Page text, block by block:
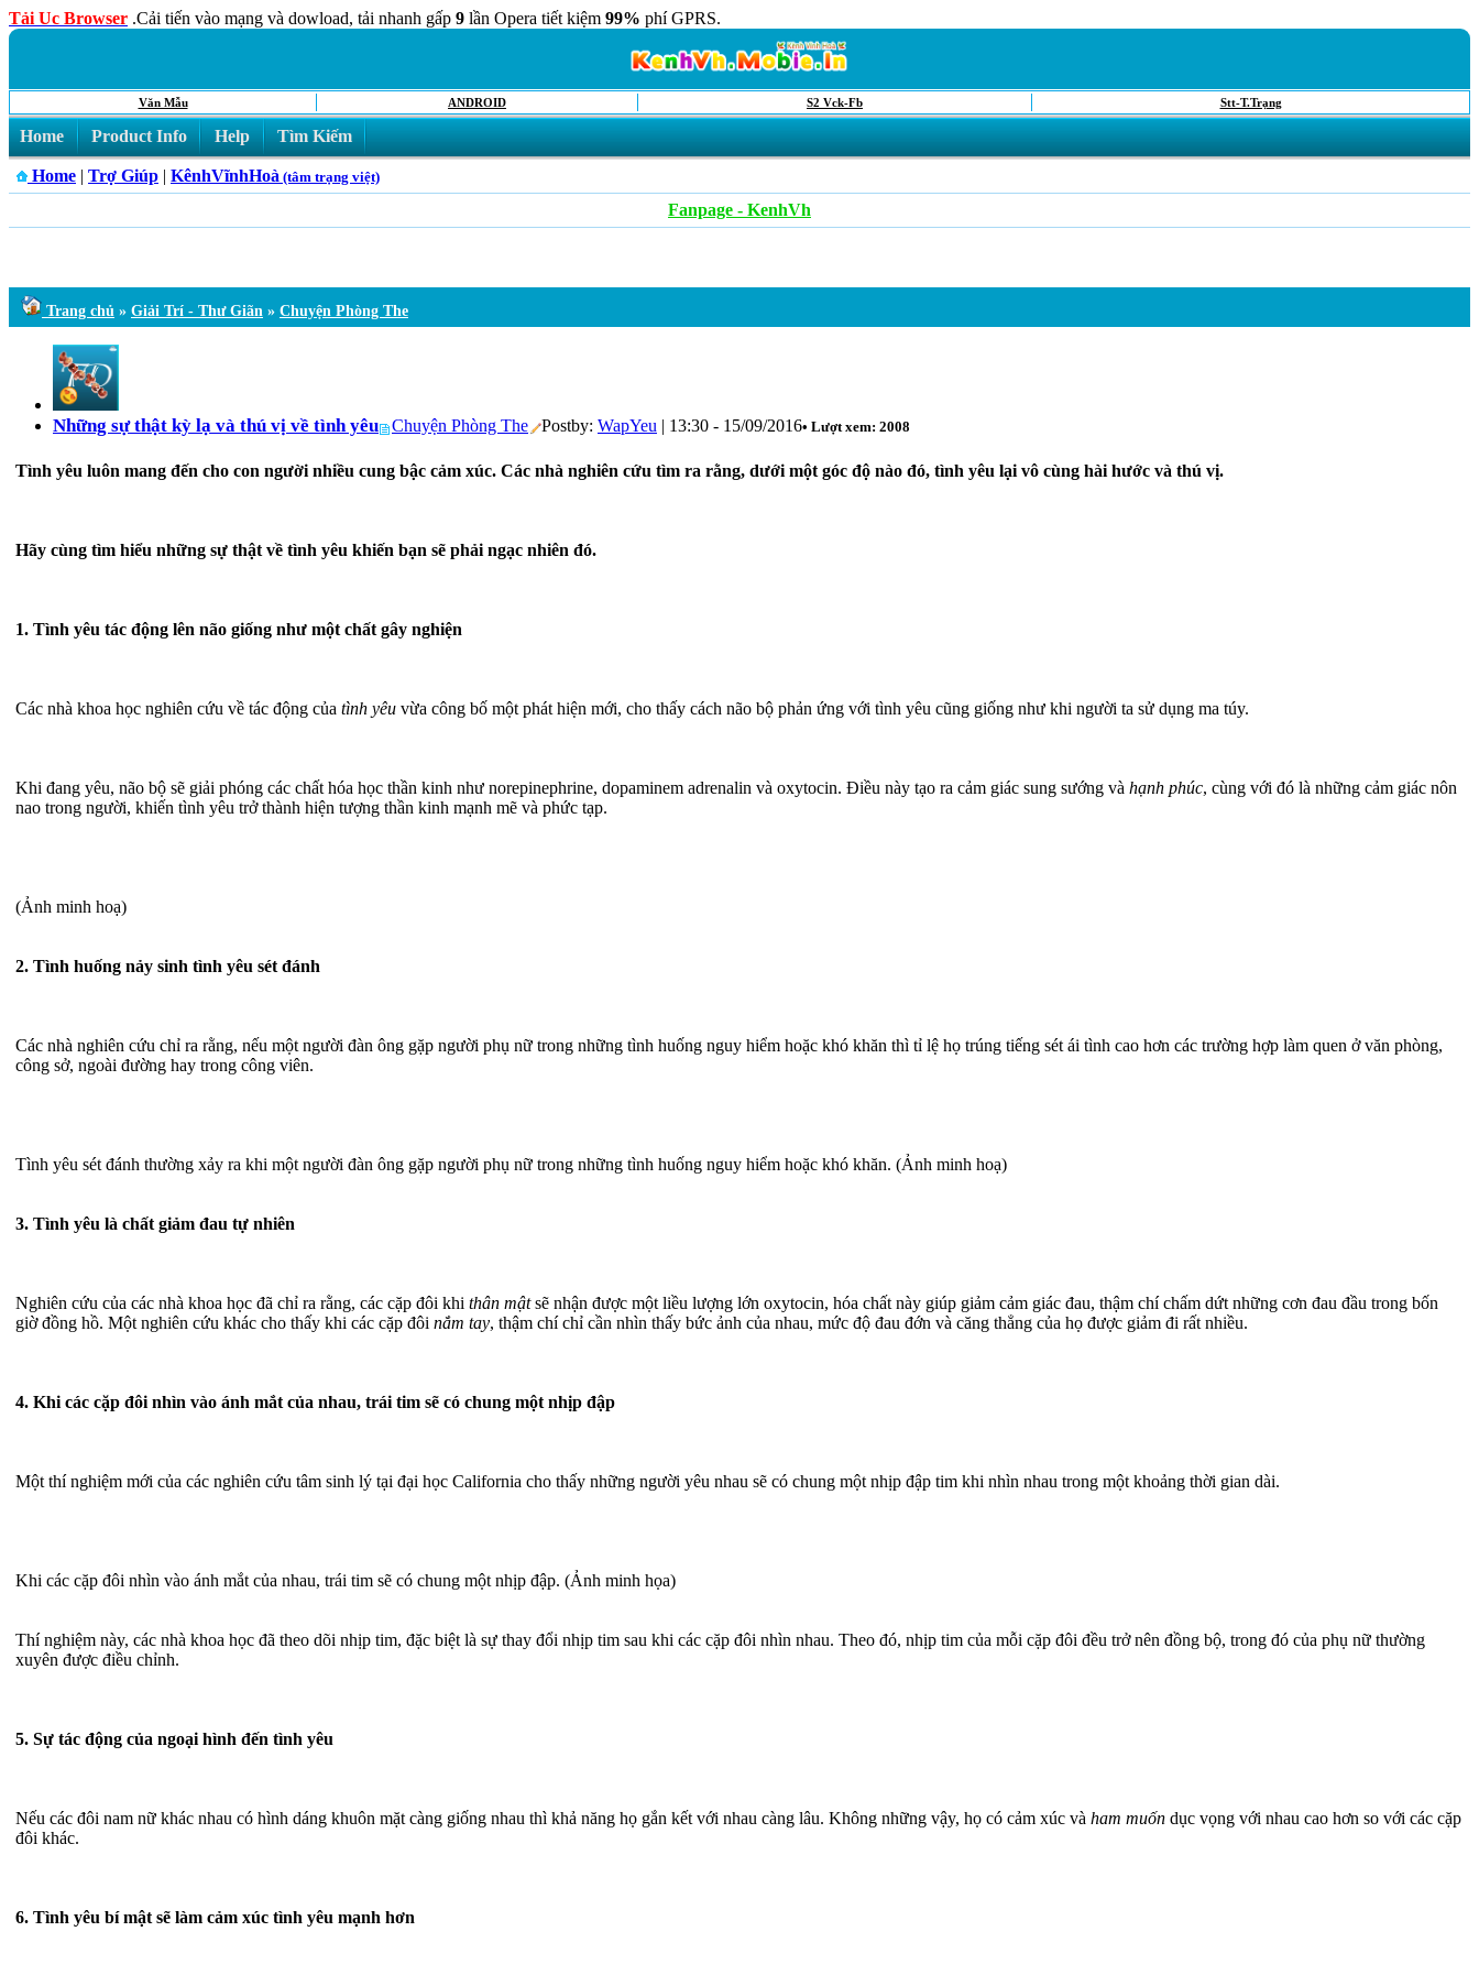
Tải Uc Browser .Cải tiến vào mạng và dowload, tải nhanh gấp 9 lần Opera tiết kiệm 99% phí GPRS.
Văn Mẫu ANDROID S2 Vck-Fb Stt-T.Trạng
Home Product Info Help Tìm Kiếm
Home | Trợ Giúp | KênhVĩnhHoà (tâm trạng việt)
Fanpage - KenhVh
Trang chủ » Giải Trí - Thư Giãn » Chuyện Phòng The
Những sự thật kỳ lạ và thú vị về tình yêu Chuyện Phòng The Postby: WapYeu | 13:30 - 15/09/2016• Lượt xem: 2008
Tình yêu luôn mang đến cho con người nhiều cung bậc cảm xúc. Các nhà nghiên cứu tìm ra rằng, dưới một góc độ nào đó, tình yêu lại vô cùng hài hước và thú vị.
Hãy cùng tìm hiểu những sự thật về tình yêu khiến bạn sẽ phải ngạc nhiên đó.
1. Tình yêu tác động lên não giống như một chất gây nghiện
Các nhà khoa học nghiên cứu về tác động của tình yêu vừa công bố một phát hiện mới, cho thấy cách não bộ phản ứng với tình yêu cũng giống như khi người ta sử dụng ma túy.
Khi đang yêu, não bộ sẽ giải phóng các chất hóa học thần kinh như norepinephrine, dopaminem adrenalin và oxytocin. Điều này tạo ra cảm giác sung sướng và hạnh phúc, cùng với đó là những cảm giác nôn
nao trong người, khiến tình yêu trở thành hiện tượng thần kinh mạnh mẽ và phức tạp.
(Ảnh minh hoạ)
2. Tình huống nảy sinh tình yêu sét đánh
Các nhà nghiên cứu chỉ ra rằng, nếu một người đàn ông gặp người phụ nữ trong những tình huống nguy hiểm hoặc khó khăn thì tỉ lệ họ trúng tiếng sét ái tình cao hơn các trường hợp làm quen ở văn phòng,
công sở, ngoài đường hay trong công viên.
Tình yêu sét đánh thường xảy ra khi một người đàn ông gặp người phụ nữ trong những tình huống nguy hiểm hoặc khó khăn. (Ảnh minh hoạ)
3. Tình yêu là chất giảm đau tự nhiên
Nghiên cứu của các nhà khoa học đã chỉ ra rằng, các cặp đôi khi thân mậtsẽ nhận được một liều lượng lớn oxytocin, hóa chất này giúp giảm cảm giác đau, thậm chí chấm dứt những cơn đau đầu trong bốn
giờ đồng hồ. Một nghiên cứu khác cho thấy khi các cặp đôi nắm tay, thậm chí chỉ cần nhìn thấy bức ảnh của nhau, mức độ đau đớn và căng thẳng của họ được giảm đi rất nhiều.
4. Khi các cặp đôi nhìn vào ánh mắt của nhau, trái tim sẽ có chung một nhịp đập
Một thí nghiệm mới của các nghiên cứu tâm sinh lý tại đại học California cho thấy những người yêu nhau sẽ có chung một nhịp đập tim khi nhìn nhau trong một khoảng thời gian dài.
Khi các cặp đôi nhìn vào ánh mắt của nhau, trái tim sẽ có chung một nhịp đập. (Ảnh minh họa)
Thí nghiệm này, các nhà khoa học đã theo dõi nhịp tim, đặc biệt là sự thay đổi nhịp tim sau khi các cặp đôi nhìn nhau. Theo đó, nhịp tim của mỗi cặp đôi đều trở nên đồng bộ, trong đó của phụ nữ thường
xuyên được điều chỉnh.
5. Sự tác động của ngoại hình đến tình yêu
Nếu các đôi nam nữ khác nhau có hình dáng khuôn mặt càng giống nhau thì khả năng họ gắn kết với nhau càng lâu. Không những vậy, họ có cảm xúc và ham muốn dục vọng với nhau cao hơn so với các cặp
đôi khác.
6. Tình yêu bí mật sẽ làm cảm xúc tình yêu mạnh hơn